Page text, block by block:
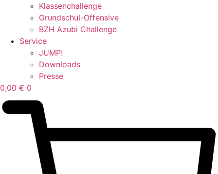
Klassenchallenge
Grundschul-Offensive
BZH Azubi Challenge
Service
JUMP!
Downloads
Presse
0,00 € 0